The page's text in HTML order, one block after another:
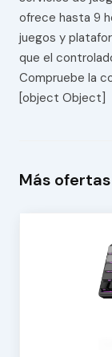
ofrece hasta 9
juegos y
que el
Compruebe la
[object Object]
Más